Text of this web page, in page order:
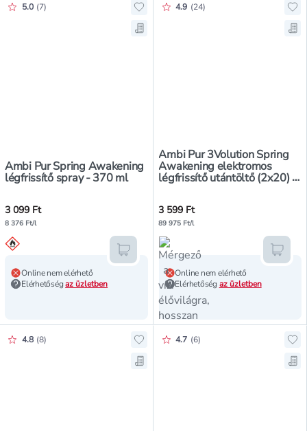
Ambi Pur Spring Awakening
légfrissítő spray - 370 ml
Értékelés pontszáma:
5.0 (7)
Hozzáadás a kedvencekhez,
Mentés a bevásárló listára,
3 099 Ft
8 376 Ft/l
Online nem elérhető
Elérhetőségaz üzletben
Kosárba teszem
Ambi Pur 3Volution Spring
Awakening elektromos
légfrissítő utántöltő (2x20) -
40 ml
Értékelés pontszáma:
4.9 (24)
3 599 Ft
89 975 Ft/l
Online nem elérhető
Elérhetőség az üzletben
Értékelés pontszáma:
4.8 (8)
Hozzáadás a kedvencekhez,
Mentés a bevásárló listára, Ambi
Értékelés pontszáma:
4.7 (6)